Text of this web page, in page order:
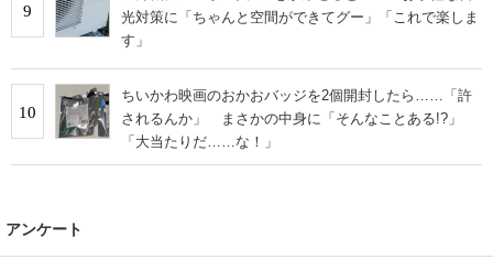
9
光対策に「ちゃんと空間ができてグー」「これで楽しま
す」
10
ちいかわ映画のおかおバッジを2個開封したら……「許
されるんか」 まさかの中身に「そんなことある!?」
「大当たりだ……な！」
アンケート